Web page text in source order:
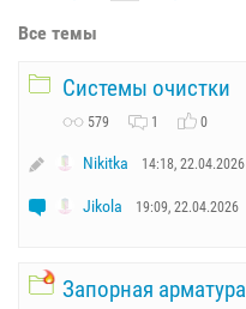
Все темы
Системы очистки
579 1 0
Nikitka 14:18, 22.04.2026
Jikola 19:09, 22.04.2026
Запорная арматура